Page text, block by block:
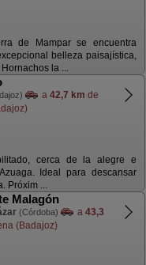
de Mampar se encuentra
belleza paisajística,
la ...
a 42,7 km de
cerca de la alegre e
Ideal para descansar
Próxim ...
Malagón
(Córdoba) a 43,3
(Badajoz)